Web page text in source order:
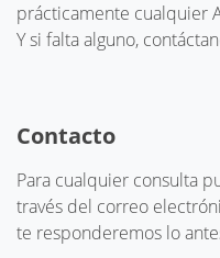
prácticamente cualquier
Y si falta alguno,
Contacto
Para cualquier consulta
través del correo
te responderemos lo